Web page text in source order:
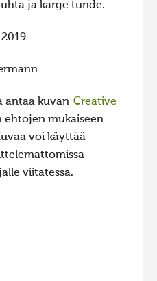
ja karge tunde.
antaa kuvan Creative
ehtojen mukaiseen
voi käyttää
viitatessa.